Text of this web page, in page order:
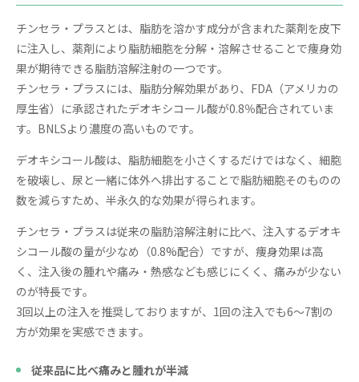
チンセラ・プラスとは、脂肪を溶かす成分が含まれた薬剤を皮下
に注入し、薬剤により脂肪細胞を分解・溶解させることで痩身効
果が期待できる脂肪溶解注射の一つです。
チンセラ・プラスには、脂肪分解効果があり、FDA（アメリカの
厚生省）に承認されたデオキシコール酸が0.8％配合されていま
す。BNLSより濃度の高いものです。
デオキシコール酸は、脂肪細胞を小さくするだけではなく、細胞
を破壊し、尿と一緒に体外へ排出することで脂肪細胞そのものの
数を減らすため、半永久的な効果が得られます。
チンセラ・プラスは従来の脂肪溶解注射に比べ、注入するデオキ
シコール酸の量が少なめ（0.8%配合）ですが、痩身効果は高
く、注入後の腫れや痛み・熱感なども感じにくく、痛みが少ない
のが特長です。
3回以上の注入を推奨しておりますが、1回の注入でも6〜7割の
方が効果を実感できます。
従来品に比べ痛みと腫れが半減